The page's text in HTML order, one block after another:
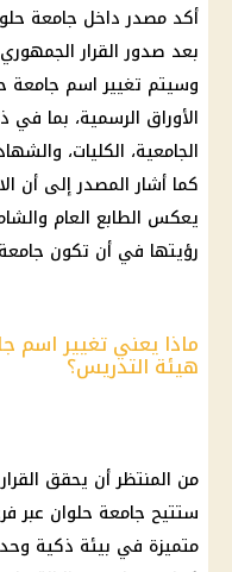
أكد مصدر داخل جامعة
بعد صدورالقرار الجمهوري
وسيتم تغيير اسم جامعة
الأوراق الرسمية، بما
الجامعية، الكليات،
كما أشار المصدر إلى أن
يعكس الطابع العام
رؤيتها في أن تكون
ماذا يعني تغيير اسم
هيئة التدريس؟
من المنتظر أن يحقق القرار
ستتيح جامعة حلوان عبر
متميزة في بيئة ذكية